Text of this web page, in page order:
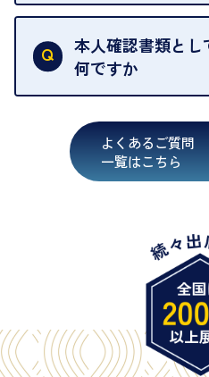
買取店は古物営業法に
行うことが義務付けら
いただくためにも、ご
本人確認書類と
何ですか
・健康保険証確認書
・マイナンバーカード
・在留カード
・旧パスポート
※原則として「公的機
年月日が記載されてい
※日本国政府発行のも
※2020年2月4日以降に
よくあるご質問
一覧はこちら